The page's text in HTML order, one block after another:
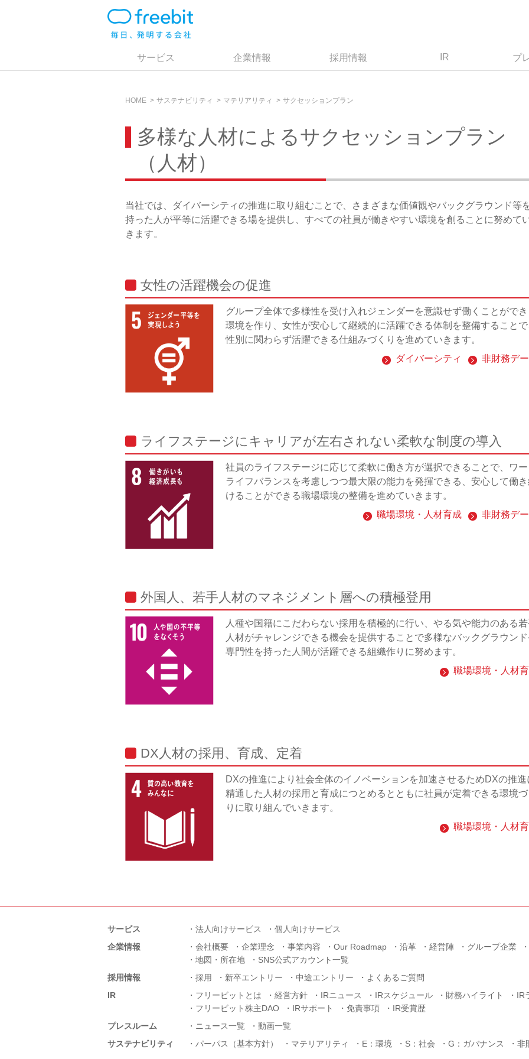
サービス 企業情報 採用情報 IR プ
HOME サステナビリティ マテリアリティ サクセッションプラン
多様な人材によるサクセッションプラン
（人材）
当社では、ダイバーシティの推進に取り組むことで、さまざまな価値観やバックグラウンド等
持った人が平等に活躍できる場を提供し、すべての社員が働きやすい環境を創ることに努めて
きます。
女性の活躍機会の促進
グループ全体で多様性を受け入れジェンダーを意識せず働くことができ
環境を作り、女性が安心して継続的に活躍できる体制を整備することで
性別に関わらず活躍できる仕組みづくりを進めていきます。
ダイバーシティ
非財務デ
ライフステージにキャリアが左右されない柔軟な制度の導入
社員のライフステージに応じて柔軟に働き方が選択できることで、ワー
ライフバランスを考慮しつつ最大限の能力を発揮できる、安心して働
けることができる職場環境の整備を進めていきます。
職場環境・人材育成
非財務デ
外国人、若手人材のマネジメント層への積極登用
人種や国籍にこだわらない採用を積極的に行い、やる気や能力のある
人材がチャレンジできる機会を提供することで多様なバックグラウン
専門性を持った人間が活躍できる組織作りに努めます。
職場環境・人材
DX人材の採用、育成、定着
DXの推進により社会全体のイノベーションを加速させるためDXの推進
精通した人材の採用と育成につとめるとともに社員が定着できる環境づ
りに取り組んでいきます。
職場環境・人材
サービス 法人向けサービス
個人向けサービス
企業情報
会社概要 企業理念 事業内容 Our Roadmap 沿革 経営陣 グループ企業
地図・所在地
SNS公式アカウント一覧
採用情報
採用 新卒エントリー 中途エントリー
よくあるご質問
IR
フリービットとは 経営方針 IRニュース IRスケジュール 財務ハイライト IR
フリービット株主DAO
IRサポート 免責事項
IR受賞歴
プレスルーム
ニュース一覧
動画一覧
サステナビリティ
パーパス（基本方針） マテリアリティ E：環境 S：社会 G：ガバナンス 非